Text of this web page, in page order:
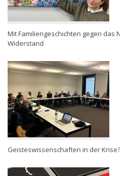
Mit Familiengeschichten gegen das
Widerstand
Geisteswissenschaften in der Krise?